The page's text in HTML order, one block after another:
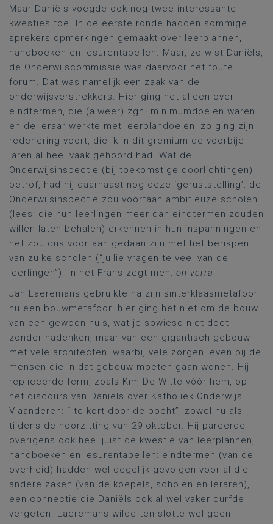
Maar Daniëls voegde ook nog twee interessante
kwesties toe. In de eerste ronde hadden sommige
sprekers opmerkingen gemaakt over leerplannen,
handboeken en lesurentabellen. Maar, zo wist Daniëls,
de Onderwijscommissie was daarvoor het foute
forum. Dat was namelijk een zaak van de
onderwijsverstrekkers. Hier ging het alleen over
eindtermen, die (alweer) zgn. minimumdoelen waren
en de leraar werkte met leerplandoelen, zo ging zijn
redenering voort, die ik in dit gremium de voorbije
jaren al heel vaak gehoord had. Wat de
Onderwijsinspectie (bij toekomstige doorlichtingen)
betrof, had hij daarnaast nog deze ‘geruststelling’: de
Onderwijsinspectie zou voortaan ambitieuze scholen
(lees: die hun leerlingen meer dan eindtermen zouden
willen laten behalen) erkennen in hun inspanningen en
het zou dus voortaan gedaan zijn met het berispen
van zulke scholen (“jullie vragen te veel van de
leerlingen”). In het Frans zegt men: on verra.
Jan Laeremans gebruikte na zijn sinterklaasmetafoor
nu een bouwmetafoor: hier ging het niet om de bouw
van een gewoon huis, wat je sowieso niet doet
zonder nadenken, maar van een gigantisch gebouw
met vele architecten, waarbij vele zorgen leven bij de
mensen die in dat gebouw moeten gaan wonen. Hij
repliceerde ferm, zoals Kim De Witte vóór hem, op
het discours van Daniëls over Katholiek Onderwijs
Vlaanderen: “ te kort door de bocht”, zowel nu als
tijdens de hoorzitting van 29 oktober. Hij pareerde
overigens ook heel juist de kwestie van leerplannen,
handboeken en lesurentabellen: eindtermen (van de
overheid) hadden wel degelijk gevolgen voor al die
andere zaken (van de koepels, scholen en leraren),
een connectie die Daniëls ook al wel vaker durfde
vergeten. Laeremans wilde ten slotte wel geen